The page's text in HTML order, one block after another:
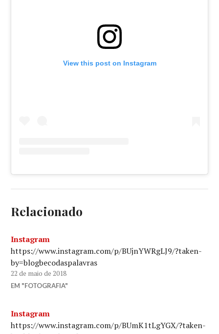
View this post on Instagram
Relacionado
Instagram
https://www.instagram.com/p/BUjnYWRgLJ9/?taken-
by=blogbecodaspalavras
22 de maio de 2018
EM "FOTOGRAFIA"
Instagram
https://www.instagram.com/p/BUmK1tLgYGX/?taken-